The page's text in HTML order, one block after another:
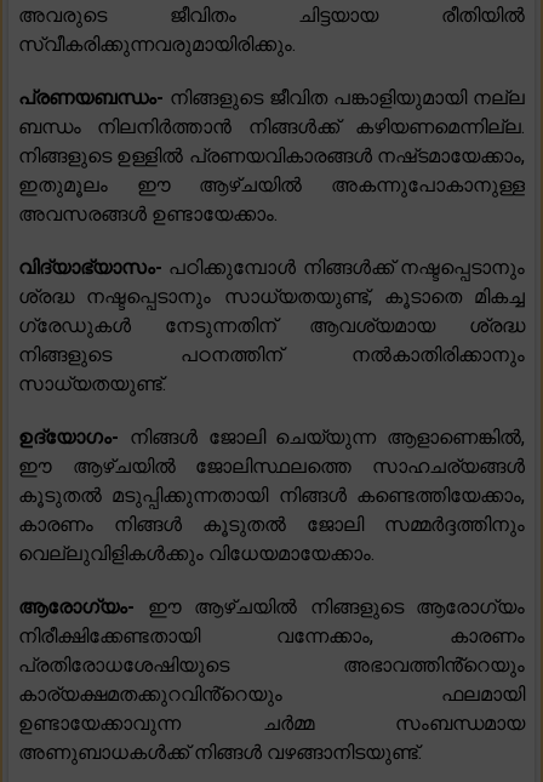
അവരുടെ ജീവിതം ചിട്ടയായ രീതിയിൽ
സ്വീകരിക്കുന്നവരുമായിരിക്കും.
പ്രണയബന്ധം- നിങ്ങളുടെ ജീവിത പങ്കാളിയുമായി നല്ല
ബന്ധം നിലനിർത്താൻ നിങ്ങൾക്ക് കഴിയണമെന്നില്ല.
നിങ്ങളുടെ ഉള്ളിൽ പ്രണയവികാരങ്ങൾ നഷ്‌ടമായേക്കാം,
ഇതുമൂലം ഈ ആഴ്‌ചയിൽ അകന്നുപോകാനുള്ള
അവസരങ്ങൾ ഉണ്ടായേക്കാം.
വിദ്യാഭ്യാസം- പഠിക്കുമ്പോൾ നിങ്ങൾക്ക് നഷ്ടപ്പെടാനും
ശ്രദ്ധ നഷ്ടപ്പെടാനും സാധ്യതയുണ്ട്, കൂടാതെ മികച്ച
ഗ്രേഡുകൾ നേടുന്നതിന് ആവശ്യമായ ശ്രദ്ധ
നിങ്ങളുടെ പഠനത്തിന് നൽകാതിരിക്കാനും
സാധ്യതയുണ്ട്.
ഉദ്യോഗം- നിങ്ങൾ ജോലി ചെയ്യുന്ന ആളാണെങ്കിൽ,
ഈ ആഴ്‌ചയിൽ ജോലിസ്ഥലത്തെ സാഹചര്യങ്ങൾ
കൂടുതൽ മടുപ്പിക്കുന്നതായി നിങ്ങൾ കണ്ടെത്തിയേക്കാം,
കാരണം നിങ്ങൾ കൂടുതൽ ജോലി സമ്മർദ്ദത്തിനും
വെല്ലുവിളികൾക്കും വിധേയമായേക്കാം.
ആരോഗ്യം- ഈ ആഴ്‌ചയിൽ നിങ്ങളുടെ ആരോഗ്യം
നിരീക്ഷിക്കേണ്ടതായി വന്നേക്കാം, കാരണം
പ്രതിരോധശേഷിയുടെ അഭാവത്തിൻ്റെയും
കാര്യക്ഷമതക്കുറവിൻ്റെയും ഫലമായി
ഉണ്ടായേക്കാവുന്ന ചർമ്മ സംബന്ധമായ
അണുബാധകൾക്ക് നിങ്ങൾ വഴങ്ങാനിടയുണ്ട്.